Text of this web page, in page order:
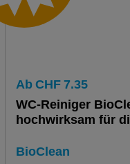
Ab CHF 7.35
WC-Reiniger
hochwirksam für
BioClean